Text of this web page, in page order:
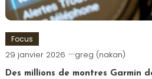
Focus
29 janvier 2026 greg (nakan)
Des millions de montres Garmin